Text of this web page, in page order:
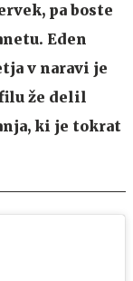
pa boste
Eden
v naravi je
že delil
ki je tokrat